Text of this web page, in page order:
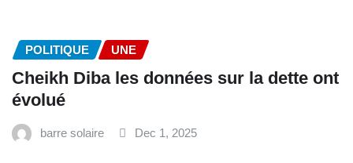
POLITIQUE UNE
Cheikh Diba les données sur la dette ont
évolué
barre solaire Dec 1, 2025